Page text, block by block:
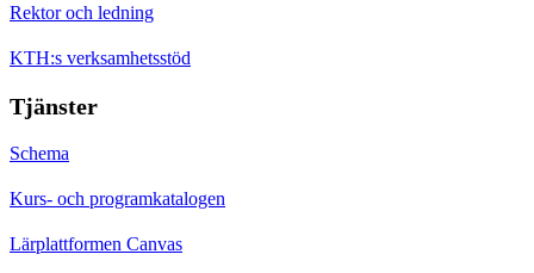
Rektor och ledning
KTH:s verksamhetsstöd
Tjänster
Schema
Kurs- och programkatalogen
Lärplattformen Canvas